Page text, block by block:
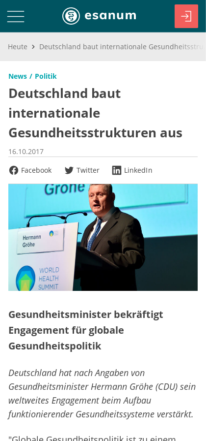
Heute
News Politik
Deutschland baut
internationale
Gesundheitsstrukturen aus
16.10.2017
Facebook
Twitter LinkedIn
Gesundheitsminister bekräftigt
Engagement für globale
Gesundheitspolitik
Deutschland hat nach Angaben von
Gesundheitsminister Hermann Gröhe (CDU) sein
weltweites Engagement beim Aufbau
funktionierender Gesundheitssysteme verstärkt.